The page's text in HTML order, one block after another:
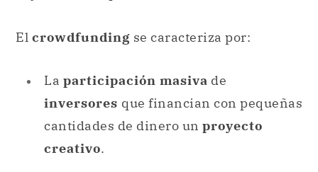
El crowdfunding se caracteriza por:
La participación masiva de
inversores que financian con pequeñas
cantidades de dinero un proyecto
creativo.